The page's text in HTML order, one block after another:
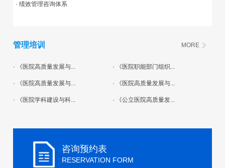
· 绩效管理咨询体系
管理培训 MORE
· 《医院高质量发展与... · 《医院职能部门组织...
· 《医院高质量发展与... · 《医院高质量发展与...
· 《医院学科建设与科... · 《公立医院高质量发...
咨询预约表
RESERVATION FORM